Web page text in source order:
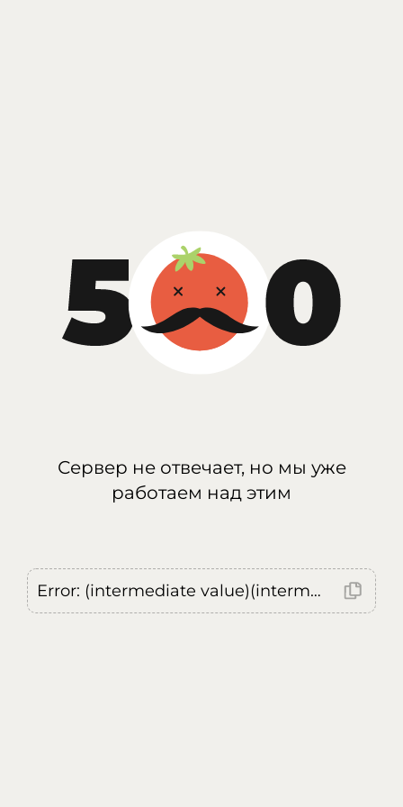
Сервер не отвечает, но мы уже
работаем над этим
Error: (intermediate value)(intermediate value)(intermediate value).replaceAll is not a function